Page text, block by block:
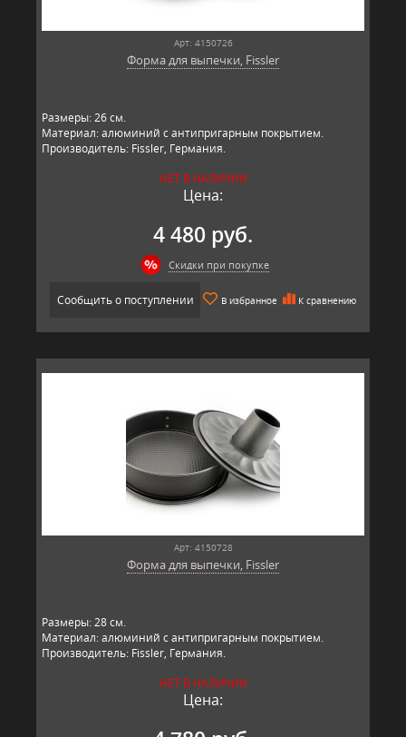
Арт: 4150726
Форма для выпечки, Fissler
Размеры: 26 см.
Материал: алюминий с антипригарным покрытием.
Производитель: Fissler, Германия.
НЕТ В НАЛИЧИИ
Цена:
4 480 руб.
Скидки при покупке
Сообщить о поступлении В избранное К сравнению
Арт: 4150728
Форма для выпечки, Fissler
Размеры: 28 см.
Материал: алюминий с антипригарным покрытием.
Производитель: Fissler, Германия.
НЕТ В НАЛИЧИИ
Цена: